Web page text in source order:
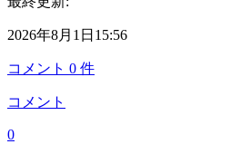
2026年8月1日15:56
コメント 0 件
コメント
0